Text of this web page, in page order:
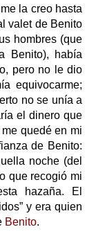
la creo hasta
valet de Benito
hombres (que
Benito), había
pero no le dio
equivocarme;
no se unía a
el dinero que
quedé en mi
de Benito:
noche (del
que recogió mi
hazaña. El
y era quien
Benito.